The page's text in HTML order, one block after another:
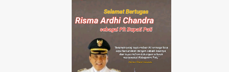
AISYIYAH JATENG AISYIYAH PATI
AISYIYAH TLOGOWUNGU
AJANG ABANG NONE JAKARTA 2024
AJUDAN KAPOLRI